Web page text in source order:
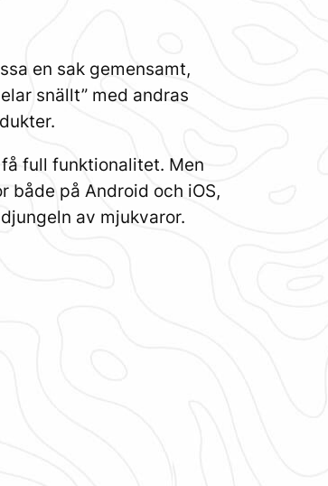
en sak gemensamt,
snällt” med andras
full funktionalitet. Men
både på Android och iOS,
av mjukvaror.